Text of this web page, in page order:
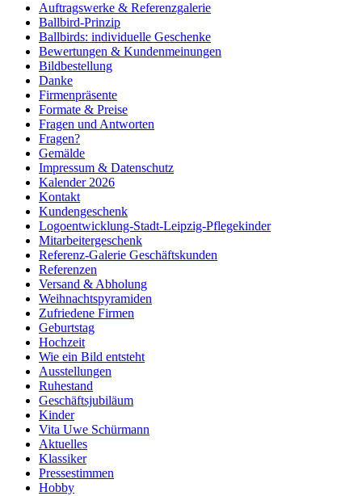
Auftragswerke & Referenzgalerie
Ballbird-Prinzip
Ballbirds: individuelle Geschenke
Bewertungen & Kundenmeinungen
Bildbestellung
Danke
Firmenpräsente
Formate & Preise
Fragen und Antworten
Fragen?
Gemälde
Impressum & Datenschutz
Kalender 2026
Kontakt
Kundengeschenk
Logoentwicklung-Stadt-Leipzig-Pflegekinder
Mitarbeitergeschenk
Referenz-Galerie Geschäftskunden
Referenzen
Versand & Abholung
Weihnachtspyramiden
Zufriedene Firmen
Geburtstag
Hochzeit
Wie ein Bild entsteht
Ausstellungen
Ruhestand
Geschäftsjubiläum
Kinder
Vita Uwe Schürmann
Aktuelles
Klassiker
Pressestimmen
Hobby